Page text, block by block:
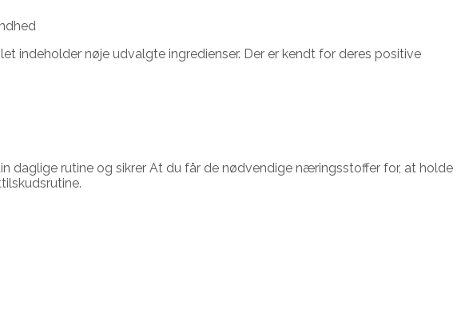
indeholder nøje udvalgte ingredienser. Der er kendt for deres positive
daglige rutine og sikrer At du får de nødvendige næringsstoffer for, at holde